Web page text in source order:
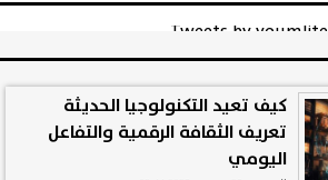
Tweets by youmlite
كيف تعيد التكنولوجيا الحديثة
تعريف الثقافة الرقمية والتفاعل
اليومي